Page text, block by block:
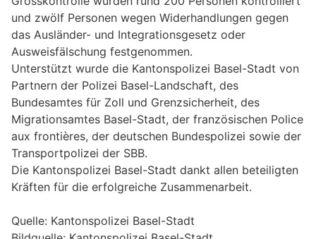
und zwölf Personen wegen Widerhandlungen gegen
das Ausländer- und Integrationsgesetz oder
Ausweisfälschung festgenommen.
Unterstützt wurde die Kantonspolizei Basel-Stadt von
Partnern der Polizei Basel-Landschaft, des
Bundesamtes für Zoll und Grenzsicherheit, des
Migrationsamtes Basel-Stadt, der französischen Police
aux frontières, der deutschen Bundespolizei sowie der
Transportpolizei der SBB.
Die Kantonspolizei Basel-Stadt dankt allen beteiligten
Kräften für die erfolgreiche Zusammenarbeit.
Quelle: Kantonspolizei Basel-Stadt